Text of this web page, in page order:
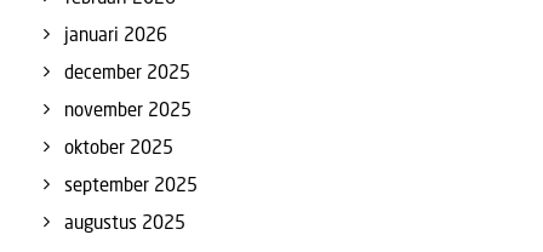
januari 2026
december 2025
november 2025
oktober 2025
september 2025
augustus 2025